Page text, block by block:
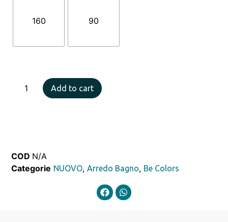
160 90
Add to cart
COD N/A
Categorie NUOVO,Arredo Bagno, Be Colors